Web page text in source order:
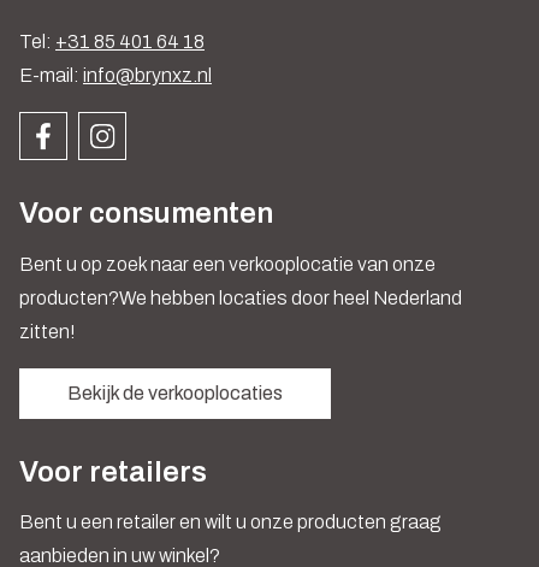
Tel: +31 85 401 64 18
E-mail: info@brynxz.nl
Voor consumenten
Bent u op zoek naar een verkooplocatie van onze
producten?We hebben locaties door heel Nederland
zitten!
Bekijk de verkooplocaties
Voor retailers
Bent u een retailer en wilt u onze producten graag
aanbieden in uw winkel?